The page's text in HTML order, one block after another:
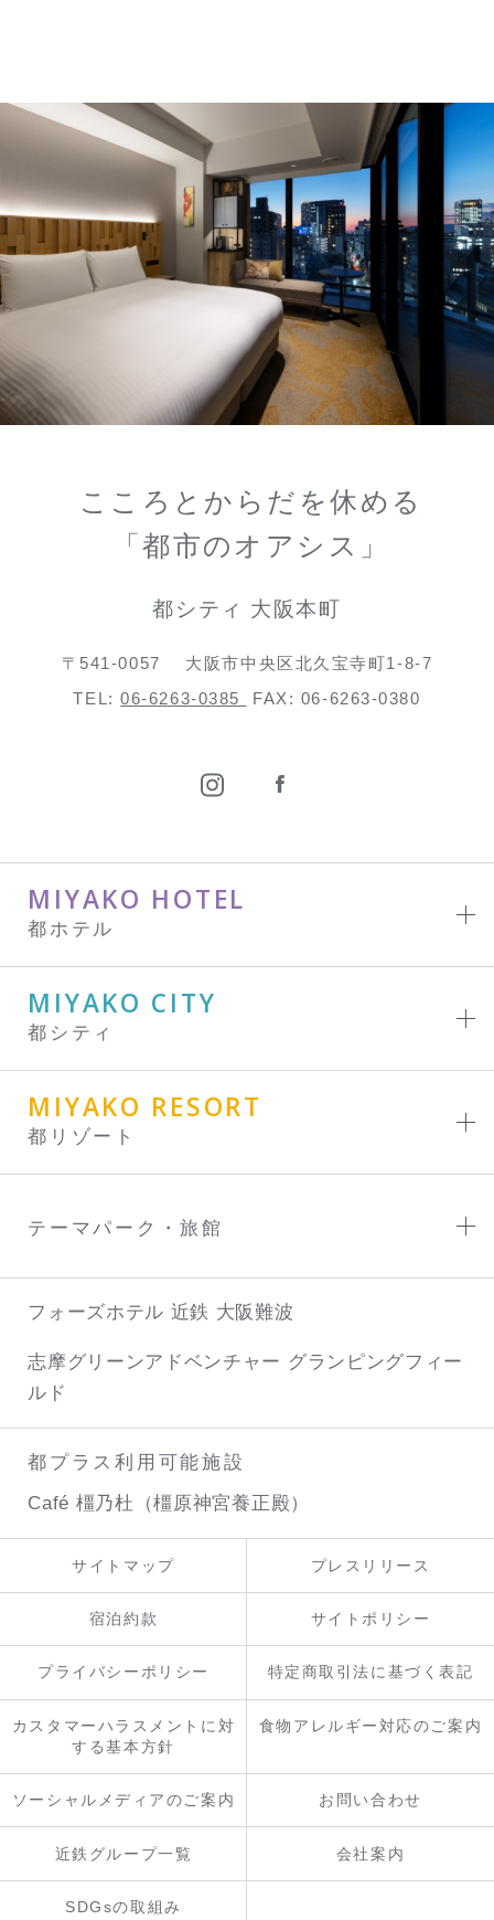
こころとからだを休める
「都市のオアシス」
都シティ 大阪本町
〒541-0057
大阪市中央区北久宝寺町1-8-7
TEL:06-6263-0385 FAX: 06-6263-0380
MIYAKO HOTEL
都ホテル
MIYAKO CITY
都シティ
MIYAKO RESORT
都リゾート
テーマパーク・旅館
フォーズホテル 近鉄 大阪難波
志摩グリーンアドベンチャー グランピングフィー
ルド
都プラス利用可能施設
Café 橿乃杜（橿原神宮養正殿）
サイトマップ プレスリリース
宿泊約款 サイトポリシー
プライバシーポリシー 特定商取引法に基づく表記
カスタマーハラスメントに対
する基本方針
食物アレルギー対応のご案内
ソーシャルメディアのご案内 お問い合わせ
近鉄グループ一覧 会社案内
SDGsの取組み